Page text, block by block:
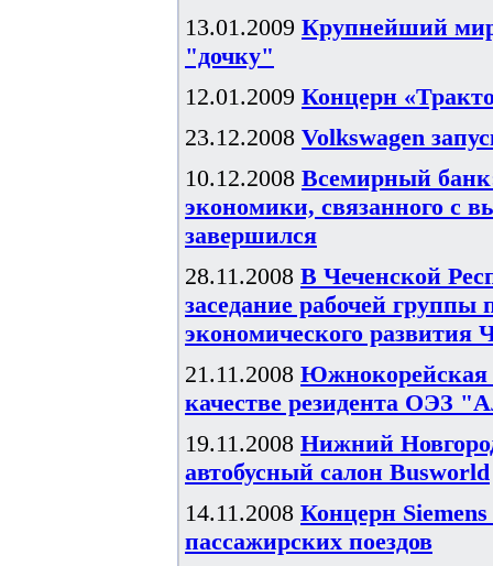
13.01.2009 Крупнейший
"дочку"
12.01.2009 Концерн
23.12.2008 Volkswagen
10.12.2008 Всемирный
экономики, связанного с
завершился
28.11.2008 В Чеченской
заседание рабочей группы
экономического развития
21.11.2008 Южнокорейская
качестве резидента ОЭЗ
19.11.2008 Нижний
автобусный салон Busworld
14.11.2008 Концерн
пассажирских поездов